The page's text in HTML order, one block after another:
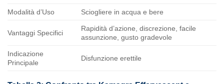
Modalità d’Uso Sciogliere in acqua e bere
Vantaggi Specifici
Rapidità d’azione, discrezione, facile
assunzione, gusto gradevole
Indicazione
Principale
Disfunzione erettile